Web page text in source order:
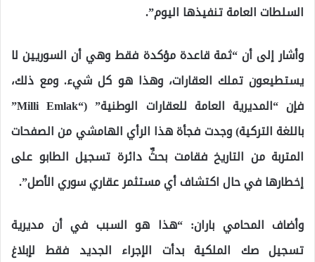
السلطات العامة تنفيذها اليوم”.
وأشار إلى أن “ثمة قاعدة مؤكدة فقط وهي أن السوريين لا
يستطيعون تملك العقارات، وهذا هو كل شيء. ومع ذلك،
فإن “المديرية العامة للعقارات الوطنية” (“Milli Emlak”
باللغة التركية) وجدت فجأة هذا الرأي الهامشي من الصفحات
المتربة من التاريخ فقامت بحثِّ دائرة تسجيل الطابو على
إخطارها في حال اكتشاف أي مستثمر عقاري سوري الأصل”.
وأضاف المحامي باران: “هذا هو السبب في أن مديرية
تسجيل صك الملكية بدأت الإجراء الجديد فقط لإبلاغ